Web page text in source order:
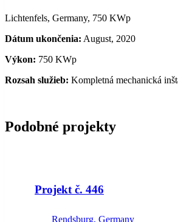
Lichtenfels, Germany, 750 KWp
Dátum ukončenia: August, 2020
Výkon: 750 KWp
Rozsah služieb: Kompletná mechanická
Podobné projekty
Projekt č. 446
Rendsburg, Germany